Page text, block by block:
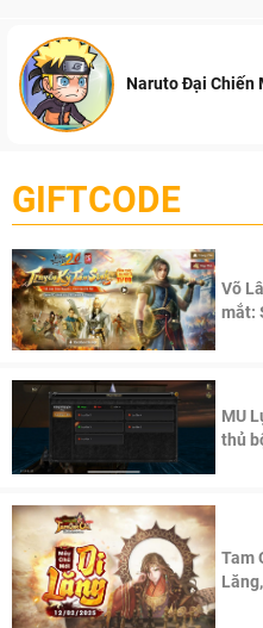
Naruto Đại Chiến
GIFTCODE
Võ
mắt:
MU
thủ
Tam